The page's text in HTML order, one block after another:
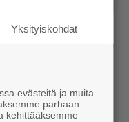
Yksityiskohdat
evästeitä ja muita
parhaan
kehittääksemme